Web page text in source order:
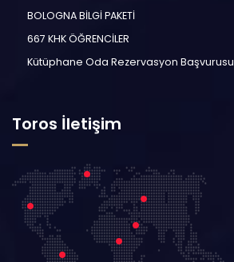
BOLOGNA BİLGİ PAKETİ
667 KHK ÖĞRENCİLER
Kütüphane Oda Rezervasyon Başvurusu
Toros İletişim